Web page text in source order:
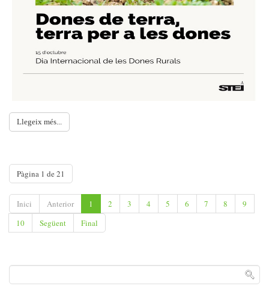
Llegeix més...
Pàgina 1 de 21
Inici Anterior 1 2 3 4 5 6 7 8
9
10
Següent Final